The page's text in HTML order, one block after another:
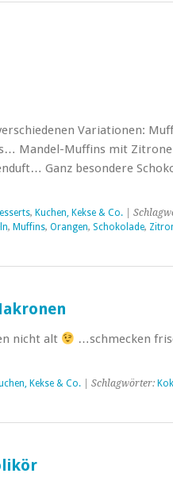
Variationen:
Mandel-Muffins mit
Ganz besondere
, Kuchen, Kekse & Co.|
, Muffins, Orangen, Schokolade,
nicht alt …schmecken
Kekse & Co.| Schlagwörter: